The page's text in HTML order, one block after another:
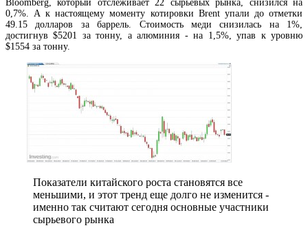
Bloomberg, который отслеживает 22 сырьевых рынка, снизился на
0,7%. А к настоящему моменту котировки Brent упали до отметки
49.15 долларов за баррель. Стоимость меди снизилась на 1%,
достигнув $5201 за тонну, а алюминия - на 1,5%, упав к уровню
$1554 за тонну.
Показатели китайского роста становятся все
меньшими, и этот тренд еще долго не изменится -
именно так считают сегодня основные участники
сырьевого рынка